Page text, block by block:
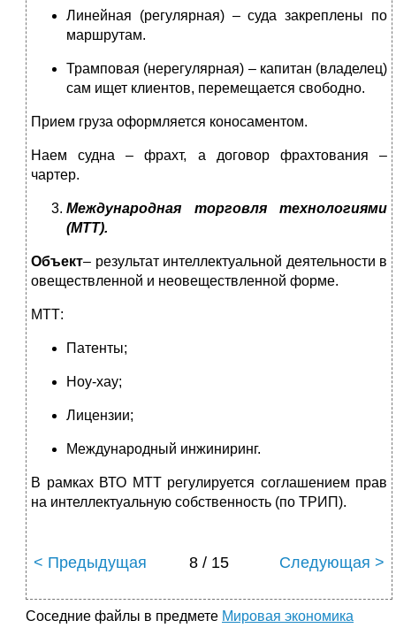
Линейная (регулярная) – суда закреплены по
маршрутам.
Трамповая (нерегулярная) – капитан (владелец)
сам ищет клиентов, перемещается свободно.
Прием груза оформляется коносаментом.
Наем судна – фрахт, а договор фрахтования –
чартер.
Международная торговля технологиями
(МТТ).
Объект– результат интеллектуальной деятельности в
овеществленной и неовеществленной форме.
МТТ:
Патенты;
Ноу-хау;
Лицензии;
Международный инжиниринг.
В рамках ВТО МТТ регулируется соглашением прав
на интеллектуальную собственность (по ТРИП).
< Предыдущая 8 / 15 Следующая >
Соседние файлы в предмете Мировая экономика